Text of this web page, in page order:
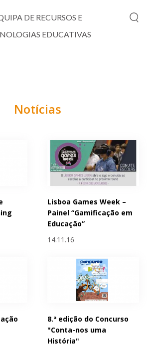
DE RECURSOS E
EDUCATIVAS
Notícias
Lisboa Games Week –
Painel “Gamificação em
Educação”
14.11.16
8.ª edição do Concurso
"Conta-nos uma
História"